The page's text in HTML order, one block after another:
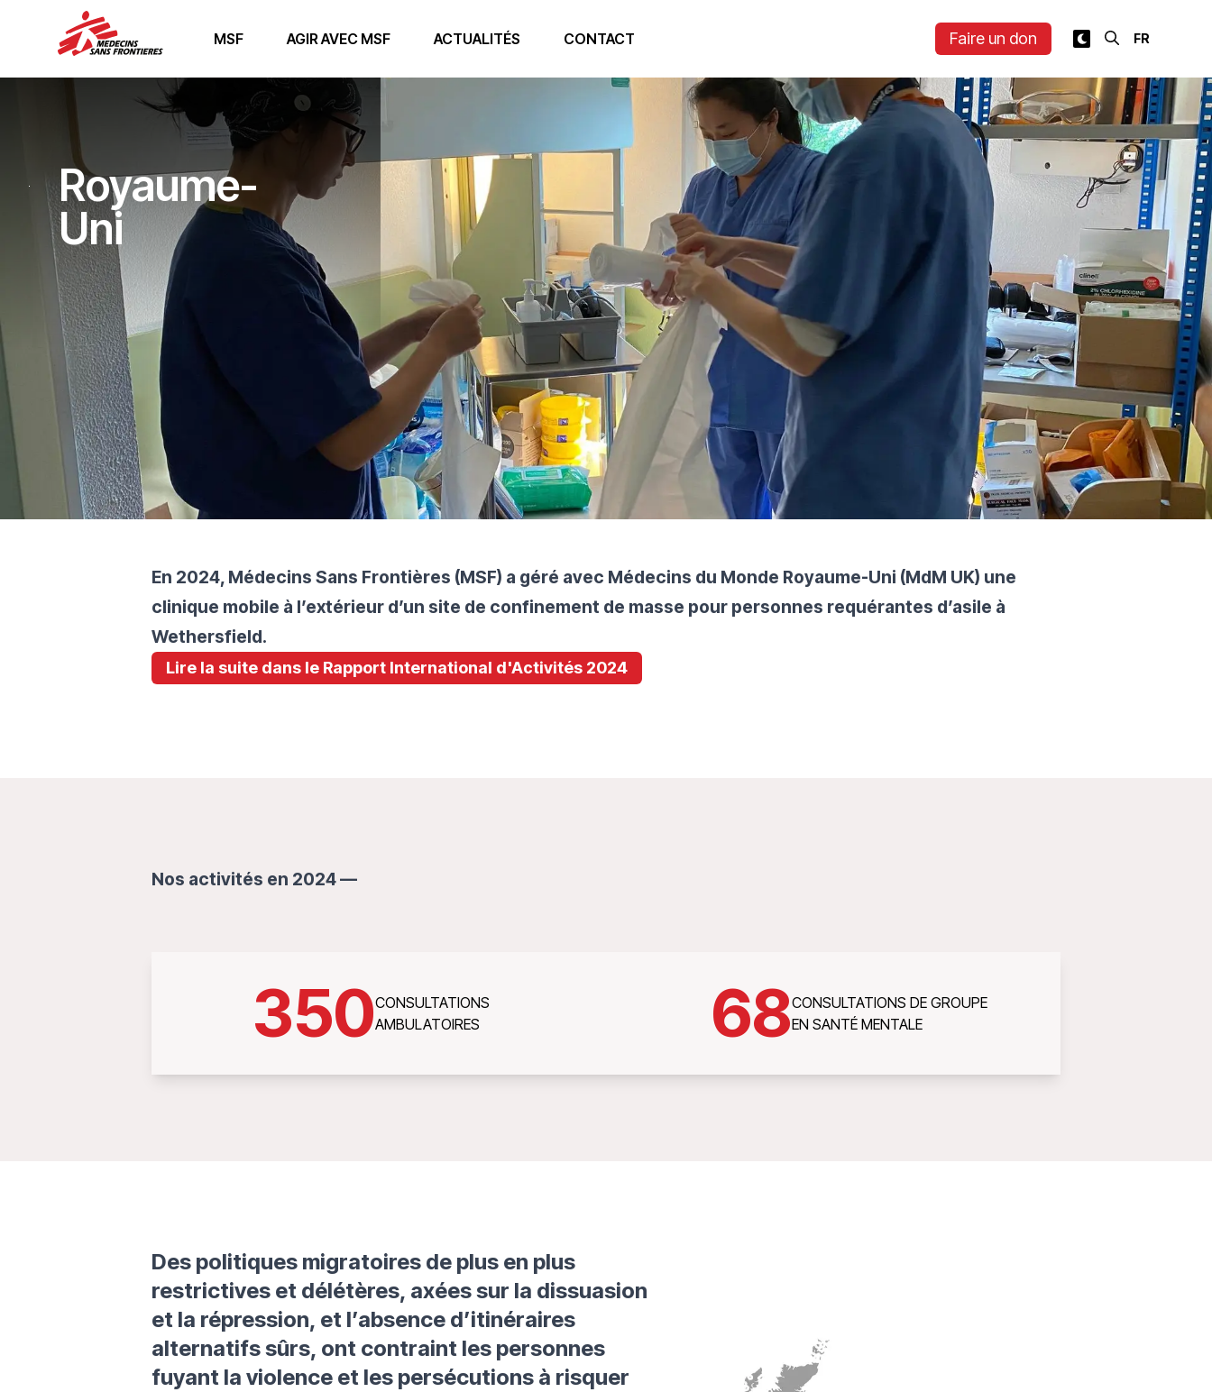
MSF AGIR AVEC MSF ACTUALITÉS CONTACT Faire un don
Royaume-
Uni
En 2024, Médecins Sans Frontières (MSF) a géré avec Médecins du Monde Royaume-Uni (MdM UK) une
clinique mobile à l’extérieur d’un site de confinement de masse pour personnes requérantes d’asile à
Wethersfield.
Lire la suite dans le Rapport International d'Activités 2024
Nos activités en 2024 —
350CONSULTATIONS
AMBULATOIRES
68CONSULTATIONS DE GROUPE
EN SANTÉ MENTALE
Des politiques migratoires de plus en plus
restrictives et délétères, axées sur la dissuasion
et la répression, et l’absence d’itinéraires
alternatifs sûrs, ont contraint les personnes
fuyant la violence et les persécutions à risquer